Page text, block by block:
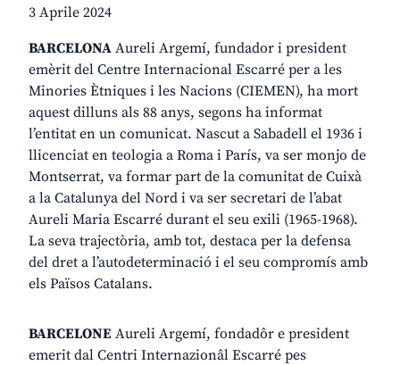
3 Aprile 2024
BARCELONA Aureli Argemí, fundador i president
emèrit del Centre Internacional Escarré per a les
Minories Ètniques i les Nacions (CIEMEN), ha mort
aquest dilluns als 88 anys, segons ha informat
l’entitat en un comunicat. Nascut a Sabadell el 1936 i
llicenciat en teologia a Roma i París, va ser monjo de
Montserrat, va formar part de la comunitat de Cuixà
a la Catalunya del Nord i va ser secretari de l’abat
Aureli Maria Escarré durant el seu exili (1965-1968).
La seva trajectòria, amb tot, destaca per la defensa
del dret a l’autodeterminació i el seu compromís amb
els Països Catalans.
BARCELONE Aureli Argemí, fondadôr e president
emerit dal Centri Internazionâl Escarré pes